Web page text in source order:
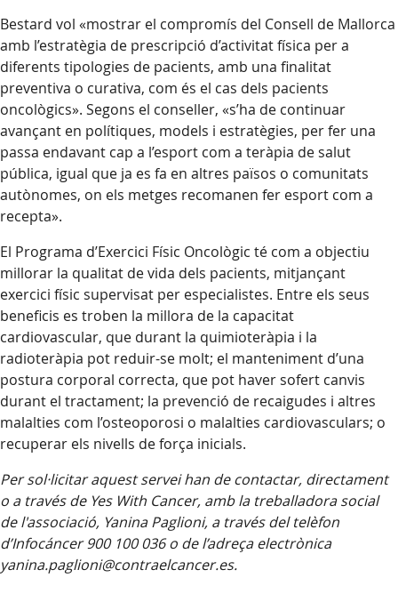
Bestard vol «mostrar el compromís del Consell de Mallorca
amb l’estratègia de prescripció d’activitat física per a
diferents tipologies de pacients, amb una finalitat
preventiva o curativa, com és el cas dels pacients
oncològics». Segons el conseller, «s’ha de continuar
avançant en polítiques, models i estratègies, per fer una
passa endavant cap a l’esport com a teràpia de salut
pública, igual que ja es fa en altres països o comunitats
autònomes, on els metges recomanen fer esport com a
recepta».
El Programa d’Exercici Físic Oncològic té com a objectiu
millorar la qualitat de vida dels pacients, mitjançant
exercici físic supervisat per especialistes. Entre els seus
beneficis es troben la millora de la capacitat
cardiovascular, que durant la quimioteràpia i la
radioteràpia pot reduir-se molt; el manteniment d’una
postura corporal correcta, que pot haver sofert canvis
durant el tractament; la prevenció de recaigudes i altres
malalties com l’osteoporosi o malalties cardiovasculars; o
recuperar els nivells de força inicials.
Per sol·licitar aquest servei han de contactar, directament
o a través de Yes With Cancer, amb la treballadora social
de l'associació, Yanina Paglioni, a través del telèfon
d’Infocáncer 900 100 036 o de l’adreça electrònica
yanina.paglioni@contraelcancer.es.